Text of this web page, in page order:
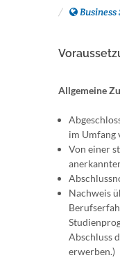
Business
Allgemeine
im Umfang
Von einer
Nachweis
Abschluss
erwerben.)